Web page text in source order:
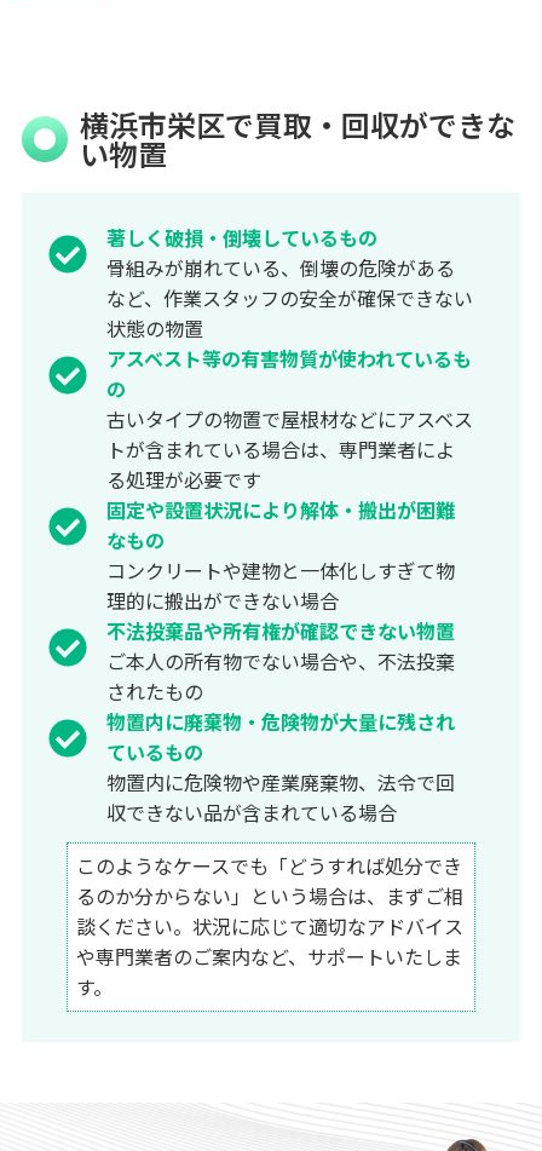
横浜市栄区で買取・回収ができな
い物置
著しく破損・倒壊しているもの
骨組みが崩れている、倒壊の危険がある
など、作業スタッフの安全が確保できない
状態の物置
アスベスト等の有害物質が使われているも
の
古いタイプの物置で屋根材などにアスベス
トが含まれている場合は、専門業者によ
る処理が必要です
固定や設置状況により解体・搬出が困難
なもの
コンクリートや建物と一体化しすぎて物
理的に搬出ができない場合
不法投棄品や所有権が確認できない物置
ご本人の所有物でない場合や、不法投棄
されたもの
物置内に廃棄物・危険物が大量に残され
ているもの
物置内に危険物や産業廃棄物、法令で回
収できない品が含まれている場合
このようなケースでも「どうすれば処分でき
るのか分からない」という場合は、まずご相
談ください。状況に応じて適切なアドバイス
や専門業者のご案内など、サポートいたしま
す。